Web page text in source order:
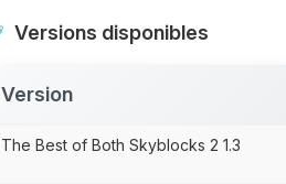
Versions disponibles
Version
The Best of Both Skyblocks 2 1.3